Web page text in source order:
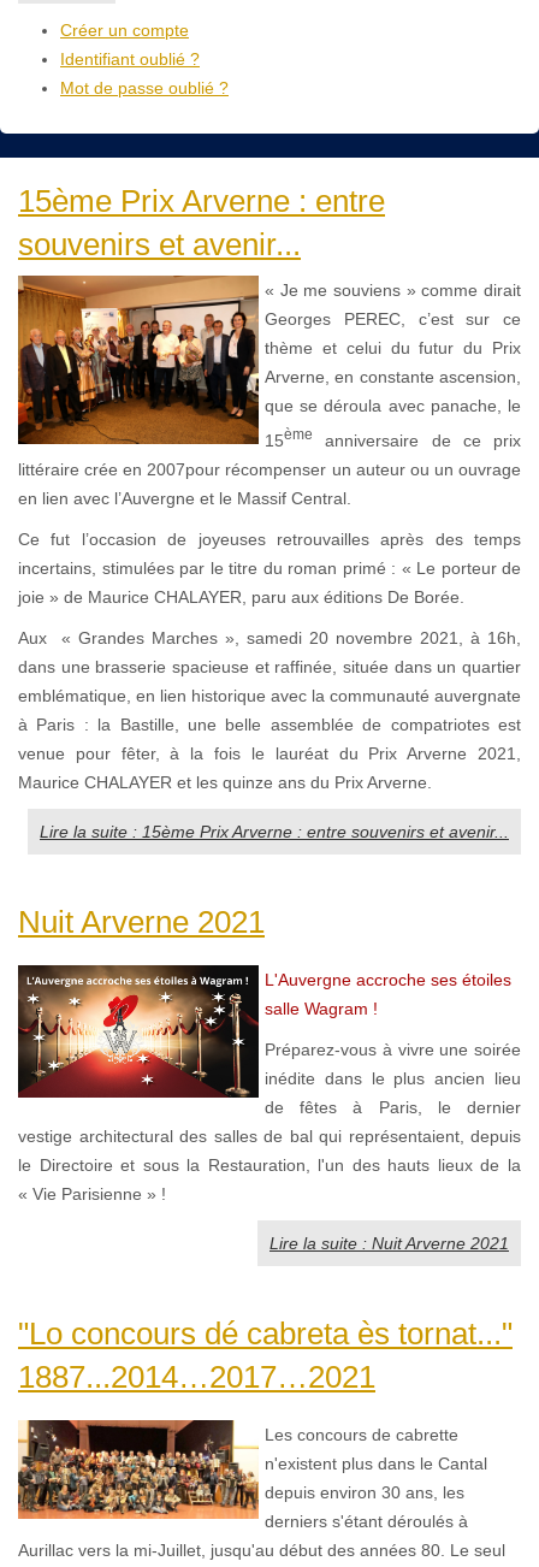
Créer un compte
Identifiant oublié ?
Mot de passe oublié ?
15ème Prix Arverne : entre
souvenirs et avenir...
« Je me souviens » comme dirait
Georges PEREC, c’est sur ce
thème et celui du futur du Prix
Arverne, en constante ascension,
que se déroula avec panache, le
15ème
anniversaire de ce prix
littéraire crée en 2007pour récompenser un auteur ou un ouvrage
en lien avec l’Auvergne et le Massif Central.
Ce fut l’occasion de joyeuses retrouvailles après des temps
incertains, stimulées par le titre du roman primé : « Le porteur de
joie » de Maurice CHALAYER, paru aux éditions De Borée.
Aux « Grandes Marches », samedi 20 novembre 2021, à 16h,
dans une brasserie spacieuse et raffinée, située dans un quartier
emblématique, en lien historique avec la communauté auvergnate
à Paris : la Bastille, une belle assemblée de compatriotes est
venue pour fêter, à la fois le lauréat du Prix Arverne 2021,
Maurice CHALAYER et les quinze ans du Prix Arverne.
Lire la suite : 15ème Prix Arverne : entre souvenirs et avenir...
Nuit Arverne 2021
L'Auvergne accroche ses étoiles
salle Wagram !
Préparez-vous à vivre une soirée
inédite dans le plus ancien lieu
de fêtes à Paris, le dernier
vestige architectural des salles de bal qui représentaient, depuis
le Directoire et sous la Restauration, l'un des hauts lieux de la
« Vie Parisienne » !
Lire la suite : Nuit Arverne 2021
"Lo concours dé cabreta ès tornat..."
1887...2014…2017…2021
Les concours de cabrette
n'existent plus dans le Cantal
depuis environ 30 ans, les
derniers s'étant déroulés à
Aurillac vers la mi-Juillet, jusqu'au début des années 80. Le seul